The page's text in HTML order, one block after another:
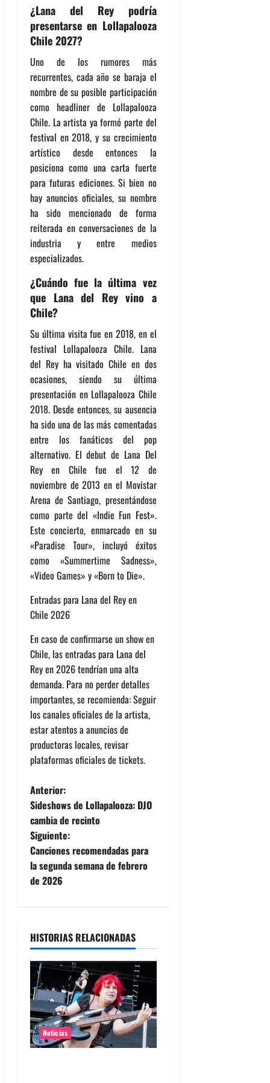
¿Lana del Rey podría
presentarse en Lollapalooza
Chile 2027?
Uno de los rumores más
recurrentes, cada año se baraja el
nombre de su posible participación
como headliner de Lollapalooza
Chile. La artista ya formó parte del
festival en 2018, y su crecimiento
artístico desde entonces la
posiciona como una carta fuerte
para futuras ediciones. Si bien no
hay anuncios oficiales, su nombre
ha sido mencionado de forma
reiterada en conversaciones de la
industria y entre medios
especializados.
¿Cuándo fue la última vez
que Lana del Rey vino a
Chile?
Su última visita fue en 2018, en el
festival Lollapalooza Chile. Lana
del Rey ha visitado Chile en dos
ocasiones, siendo su última
presentación en Lollapalooza Chile
2018. Desde entonces, su ausencia
ha sido una de las más comentadas
entre los fanáticos del pop
alternativo. El debut de Lana Del
Rey en Chile fue el 12 de
noviembre de 2013 en el Movistar
Arena de Santiago, presentándose
como parte del «Indie Fun Fest».
Este concierto, enmarcado en su
«Paradise Tour», incluyó éxitos
como «Summertime Sadness»,
«Video Games» y «Born to Die».
Entradas para Lana del Rey en
Chile 2026
En caso de confirmarse un show en
Chile, las entradas para Lana del
Rey en 2026 tendrían una alta
demanda. Para no perder detalles
importantes, se recomienda: Seguir
los canales oficiales de la artista,
estar atentos a anuncios de
productoras locales, revisar
plataformas oficiales de tickets.
N
a
v
e
c
i
ó
n
d
Anterior:
Sideshows de Lollapalooza: DJO
cambia de recinto
Siguiente:
Canciones recomendadas para
la segunda semana de febrero
de 2026
HISTORIAS RELACIONADAS
Noticias